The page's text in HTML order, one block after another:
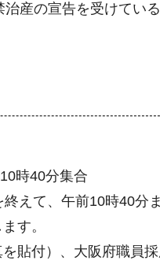
産の宣告を受けてい
時40分集合
えて、午前10時40分
す。
貼付）、大阪府職員